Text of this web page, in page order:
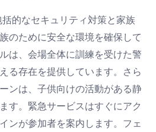
的なセキュリティ対策と家族
のために安全な環境を確保して
は、会場全体に訓練を受けた警
る存在を提供しています。さら
ンは、子供向けの活動がある静
す。緊急サービスはすぐにアク
ンが参加者を案内します。フェ